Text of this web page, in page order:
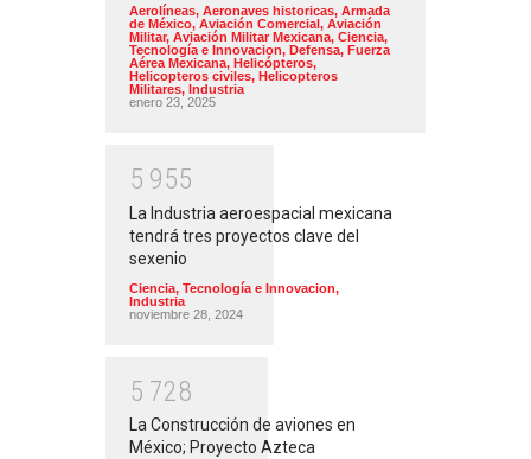
Aerolíneas, Aeronaves historicas, Armada
de México, Aviación Comercial , Aviación
Militar, Aviación Militar Mexicana, Ciencia,
Tecnología e Innovacion, Defensa, Fuerza
Aérea Mexicana, Helicópteros,
Helicopteros civiles, Helicopteros
Militares, Industria
enero 23, 2025
5 955
La Industria aeroespacial mexicana
tendrá tres proyectos clave del
sexenio
Ciencia, Tecnología e Innovacion,
Industria
noviembre 28, 2024
5 728
La Construcción de aviones en
México; Proyecto Azteca